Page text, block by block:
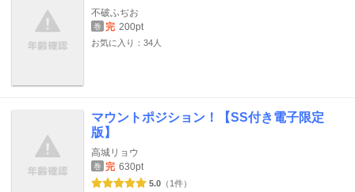
不破ふぢお
巻 完 200pt
お気に入り：34人
マウントポジション！【SS付き電子限定
版】
高城リョウ
巻 完 630pt
5.0 （1件）